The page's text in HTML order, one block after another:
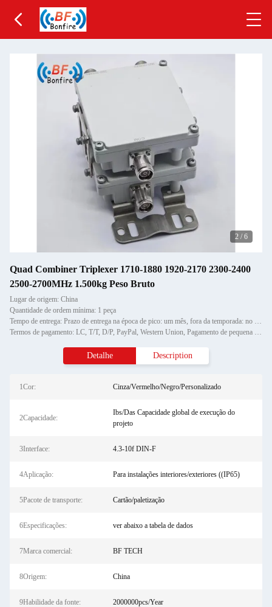
2 / 6
Quad Combiner Triplexer 1710-1880 1920-2170 2300-2400
2500-2700MHz 1.500kg Peso Bruto
Lugar de origem: China
Quantidade de ordem mínima: 1 peça
Tempo de entrega: Prazo de entrega na época de pico: um mês, fora da temporada: no prazo de 15 dias úteis
Termos de pagamento: LC, T/T, D/P, PayPal, Western Union, Pagamento de pequena quantidade,
Detalhe Description
1Cor: Cinza/Vermelho/Negro/Personalizado
2Capacidade:
Ibs/Das Capacidade global de execução do
projeto
3Interface: 4.3-10f DIN-F
4Aplicação: Para instalações interiores/exteriores ((IP65)
5Pacote de transporte: Cartão/paletização
6Especificações: ver abaixo a tabela de dados
7Marca comercial: BF TECH
8Origem: China
9Habilidade da fonte: 2000000pcs/Year